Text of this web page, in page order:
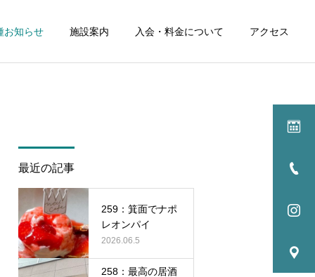
お知らせ 施設案内 入会・料金について アクセス
256：試合を見る中での観
点
255:最高の居酒屋さん 肉
最近の記事
259：箕面でナポ
レオンパイ
2026.06.5
258：最高の居酒